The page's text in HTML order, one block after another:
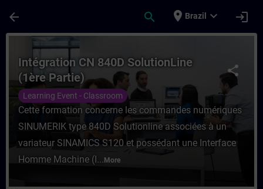
arrow_back search place Brazil expand_more login
Course - Intégration CN 840D
share
Intégration CN 840D SolutionLine
(1ère Partie)
Learning Event - Classroom
Cette formation concerne les commandes numériques
SINUMERIK type 840D Solutionline associées à un
variateur SINAMICS S120 et possédant une Interface
Homme Machine (I... More